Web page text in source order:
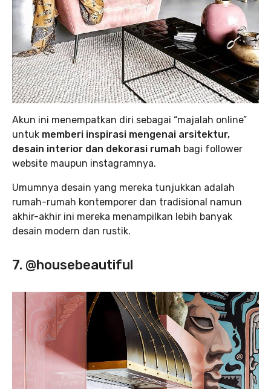
Akun ini menempatkan diri sebagai “majalah online”
untuk memberi inspirasi mengenai arsitektur,
desain interior dan dekorasi rumah bagi follower
website maupun instagramnya.
Umumnya desain yang mereka tunjukkan adalah
rumah-rumah kontemporer dan tradisional namun
akhir-akhir ini mereka menampilkan lebih banyak
desain modern dan rustik.
7. @housebeautiful